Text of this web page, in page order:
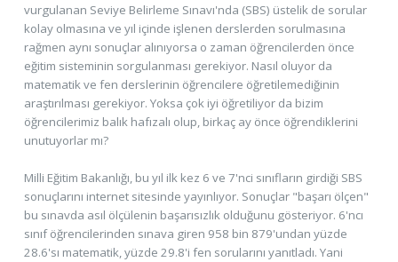
vurgulanan Seviye Belirleme Sınavı'nda (SBS) üstelik de sorular
kolay olmasına ve yıl içinde işlenen derslerden sorulmasına
rağmen aynı sonuçlar alınıyorsa o zaman öğrencilerden önce
eğitim sisteminin sorgulanması gerekiyor. Nasıl oluyor da
matematik ve fen derslerinin öğrencilere öğretilemediğinin
araştırılması gerekiyor. Yoksa çok iyi öğretiliyor da bizim
öğrencilerimiz balık hafızalı olup, birkaç ay önce öğrendiklerini
unutuyorlar mı?
Milli Eğitim Bakanlığı, bu yıl ilk kez 6 ve 7'nci sınıfların girdiği SBS
sonuçlarını internet sitesinde yayınlıyor. Sonuçlar "başarı ölçen"
bu sınavda asıl ölçülenin başarısızlık olduğunu gösteriyor. 6'ncı
sınıf öğrencilerinden sınava giren 958 bin 879'undan yüzde
28.6'sı matematik, yüzde 29.8'i fen sorularını yanıtladı. Yani